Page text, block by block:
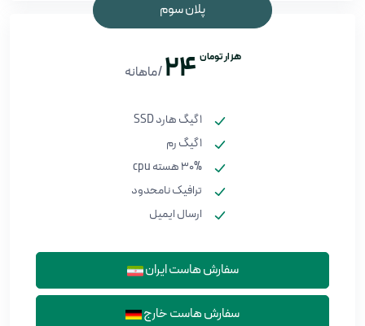
پلان سوم
هزار تومان 24/ماهانه
1 گیگ هارد SSD
1 گیگ رم
30% هسته cpu
ترافیک نامحدود
ارسال ایمیل
سفارش هاست ایران
سفارش هاست خارج